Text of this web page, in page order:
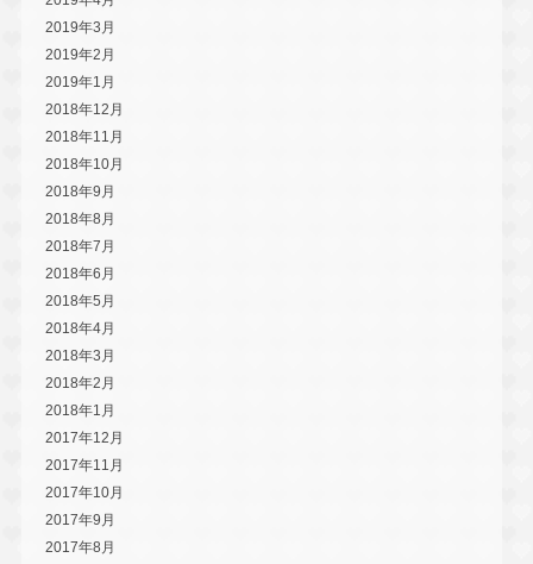
2019年3月
2019年2月
2019年1月
2018年12月
2018年11月
2018年10月
2018年9月
2018年8月
2018年7月
2018年6月
2018年5月
2018年4月
2018年3月
2018年2月
2018年1月
2017年12月
2017年11月
2017年10月
2017年9月
2017年8月